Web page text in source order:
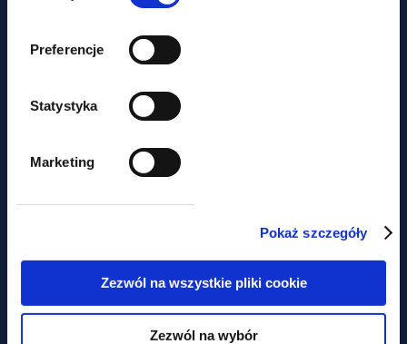
Preferencje
Statystyka
Marketing
Pokaż szczegóły
Zezwól na wszystkie pliki cookie
Zezwól na wybór
Już teraz inspektor pracy może
zdecydować, że Twoja umowa
B2B to w rzeczywistości etat